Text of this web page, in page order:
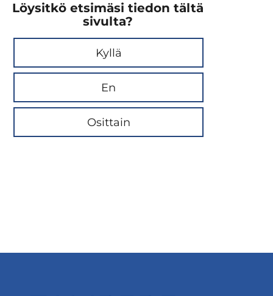
Löysitkö etsimäsi tiedon tältä
sivulta?
Kyllä
En
Osittain